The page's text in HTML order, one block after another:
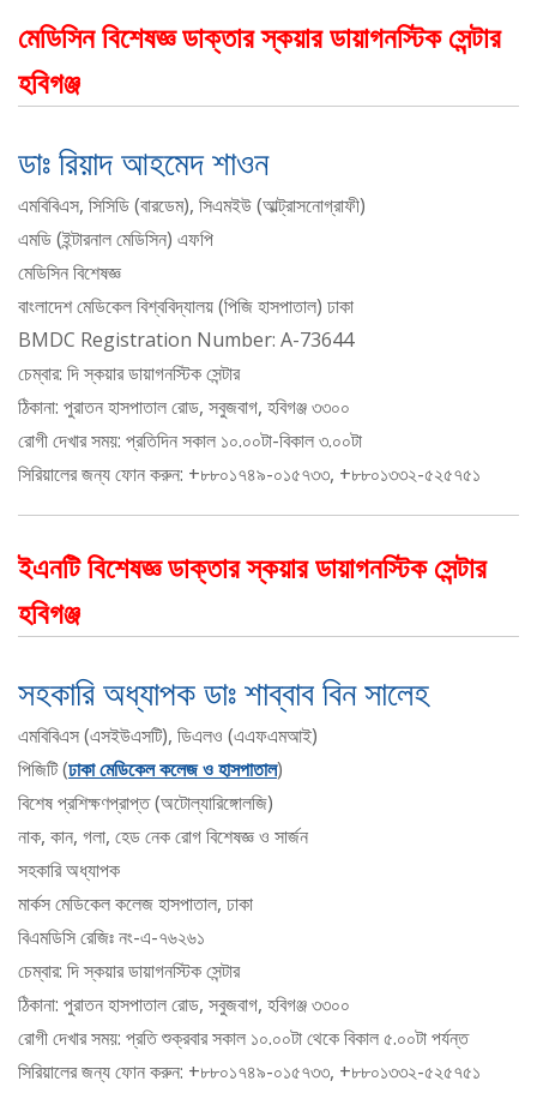
মেডিসিন বিশেষজ্ঞ ডাক্তার স্কয়ার ডায়াগনস্টিক সেন্টার
হবিগঞ্জ
ডাঃ রিয়াদ আহমেদ শাওন
এমবিবিএস, সিসিডি (বারডেম), সিএমইউ (আল্ট্রাসনোগ্রাফী)
এমডি (ইন্টারনাল মেডিসিন) এফপি
মেডিসিন বিশেষজ্ঞ
বাংলাদেশ মেডিকেল বিশ্ববিদ্যালয় (পিজি হাসপাতাল) ঢাকা
BMDC Registration Number: A-73644
চেম্বার: দি স্কয়ার ডায়াগনস্টিক সেন্টার
ঠিকানা: পুরাতন হাসপাতাল রোড, সবুজবাগ, হবিগঞ্জ ৩৩০০
রোগী দেখার সময়: প্রতিদিন সকাল ১০.০০টা-বিকাল ৩.০০টা
সিরিয়ালের জন্য ফোন করুন: +৮৮০১৭৪৯-০১৫৭৩৩, +৮৮০১৩৩২-৫২৫৭৫১
ইএনটি বিশেষজ্ঞ ডাক্তার স্কয়ার ডায়াগনস্টিক সেন্টার
হবিগঞ্জ
সহকারি অধ্যাপক ডাঃ শাব্বাব বিন সালেহ
এমবিবিএস (এসইউএসটি), ডিএলও (এএফএমআই)
পিজিটি (ঢাকা মেডিকেল কলেজ ও হাসপাতাল)
বিশেষ প্রশিক্ষণপ্রাপ্ত (অটোল্যারিঙ্গোলজি)
নাক, কান, গলা, হেড নেক রোগ বিশেষজ্ঞ ও সার্জন
সহকারি অধ্যাপক
মার্কস মেডিকেল কলেজ হাসপাতাল, ঢাকা
বিএমডিসি রেজিঃ নং-এ-৭৬২৬১
চেম্বার: দি স্কয়ার ডায়াগনস্টিক সেন্টার
ঠিকানা: পুরাতন হাসপাতাল রোড, সবুজবাগ, হবিগঞ্জ ৩৩০০
রোগী দেখার সময়: প্রতি শুক্রবার সকাল ১০.০০টা থেকে বিকাল ৫.০০টা পর্যন্ত
সিরিয়ালের জন্য ফোন করুন: +৮৮০১৭৪৯-০১৫৭৩৩, +৮৮০১৩৩২-৫২৫৭৫১